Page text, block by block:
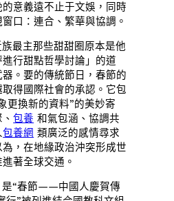
意義遠不止于文娛，同時
口：連合、繁華與協調。
最主那些甜甜圈原本是他
行甜點哲學討論」的道
。要的傳統節日，春節的
得國際社會的承認。它包
更換新的資料”的美妙寄
、包養 和氣包涵、協調共
包養網 類廣泛的感情尋求
，在地緣政治沖突形成世
著全球交通。
是“春節——中國人慶賀傳